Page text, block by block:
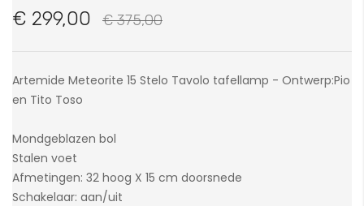
van
de
€ 299,00 € 375,00
Artemide Meteorite 15 Stelo Tavolo tafellamp - Ontwerp:Pio
en Tito Toso
Mondgeblazen bol
Stalen voet
Afmetingen: 32 hoog X 15 cm doorsnede
Schakelaar: aan/uit